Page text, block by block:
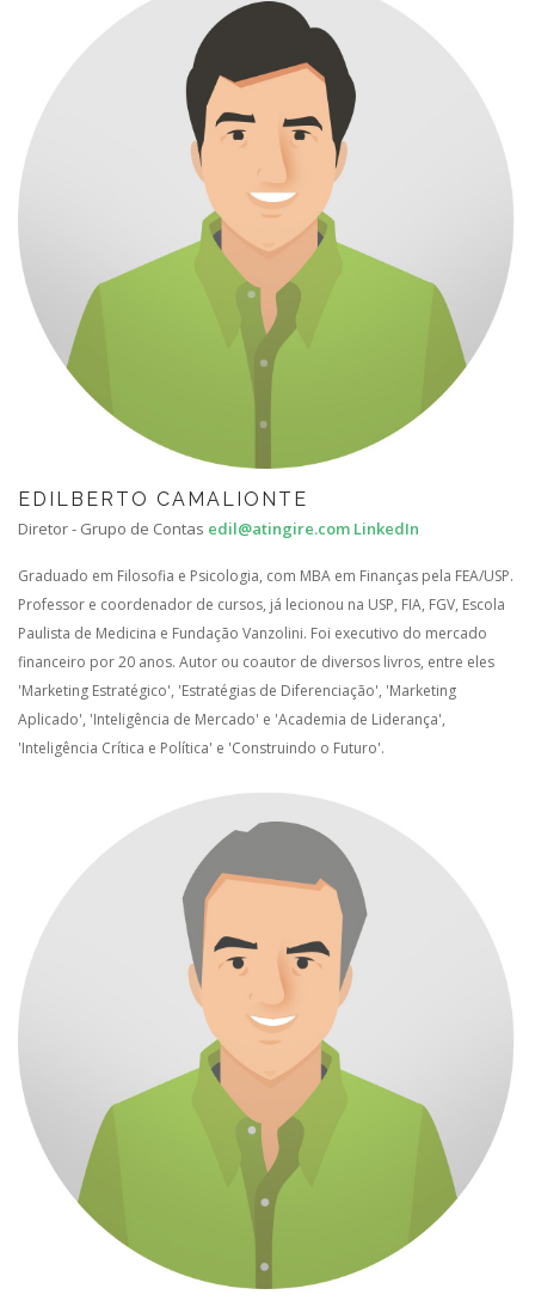
EDILBERTO CAMALIONTE
Diretor - Grupo de Contas edil@atingire.com LinkedIn
Graduado em Filosofia e Psicologia, com MBA em Finanças pela FEA/USP.
Professor e coordenador de cursos, já lecionou na USP, FIA, FGV, Escola
Paulista de Medicina e Fundação Vanzolini. Foi executivo do mercado
financeiro por 20 anos. Autor ou coautor de diversos livros, entre eles
'Marketing Estratégico', 'Estratégias de Diferenciação', 'Marketing
Aplicado', 'Inteligência de Mercado' e 'Academia de Liderança',
'Inteligência Crítica e Política' e 'Construindo o Futuro'.